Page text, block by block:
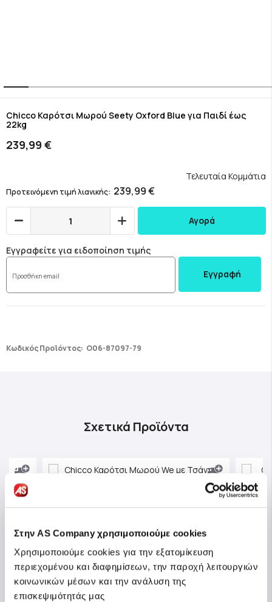
Στην AS Company χρησιμοποιούμε cookies
Χρησιμοποιούμε cookies για την εξατομίκευση
περιεχομένου και διαφημίσεων, την παροχή λειτουργιών
κοινωνικών μέσων και την ανάλυση της
επισκεψιμότητάς μας
to
the
beginning
of
gallery
Chicco Καρότσι Μωρού Seety Oxford Blue για Παιδί έως
22kg
239,99 €
Προτεινόμενη τιμή λιανικής 239,99 €
Τελευταία Κομμάτια
Αγορά
Εγγραφείτε για ειδοποίηση τιμής
Εγγραφή
Κωδικός Προϊόντος: O06-87097-79
Σχετικά Προϊόντα